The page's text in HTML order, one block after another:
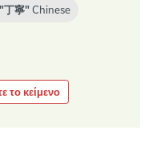
丁寧 Chinese
το κείμενο